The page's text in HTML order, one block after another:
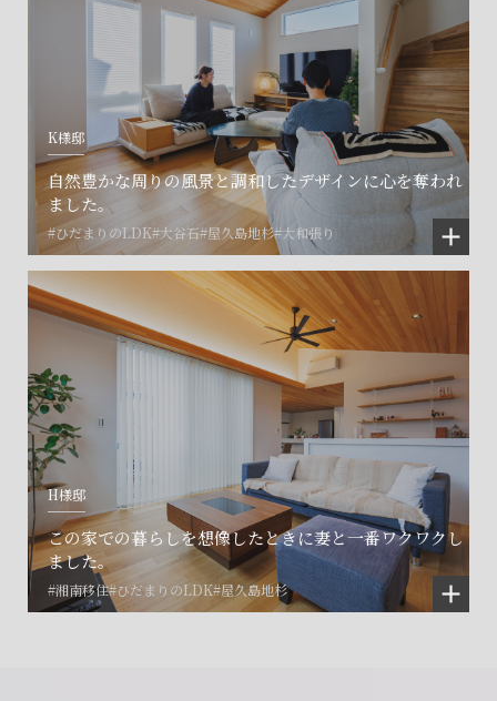
K様邸
自然豊かな周りの風景と調和したデザインに心を奪われ
ました。
#ひだまりのLDK#大谷石#屋久島地杉#大和張り
H様邸
この家での暮らしを想像したときに妻と一番ワクワクし
ました。
#湘南移住#ひだまりのLDK#屋久島地杉